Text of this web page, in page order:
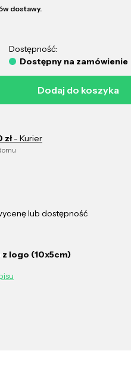
dostawy.
Dostępność:
Dostępny na zamówienie
Dodaj do koszyka
zł- Kurier
lub dostępność
z logo (10x5cm)